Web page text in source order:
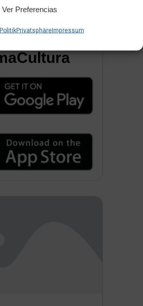
Ver Preferencias
PrivatsphäreImpressum